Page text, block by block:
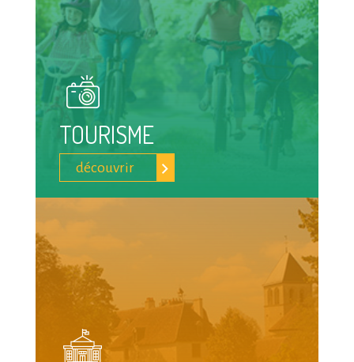
TOURISME
découvrir